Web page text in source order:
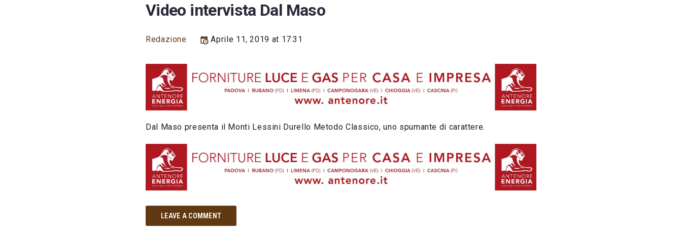
Video intervista Dal Maso
Redazione Aprile 11, 2019 at 17:31
Dal Maso presenta il Monti Lessini Durello Metodo Classico, uno spumante di carattere.
LEAVE A COMMENT